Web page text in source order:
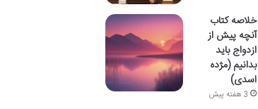
خلاصه کتاب
آنچه پیش از
ازدواج باید
بدانیم (مژده
اسدی)
3 هفته پیش